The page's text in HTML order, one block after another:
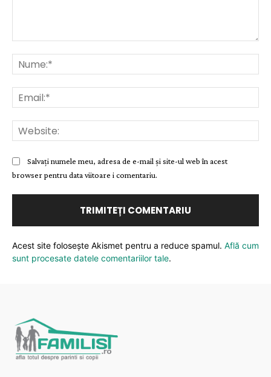
Salvați numele meu, adresa de e-mail și site-ul web în acest
browser pentru data viitoare i comentariu.
Acest site folosește Akismet pentru a reduce spamul. Află cum
sunt procesate datele comentariilor tale.